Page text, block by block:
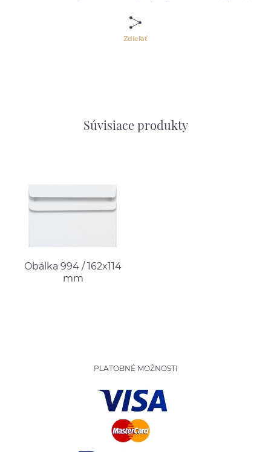
Zdieľať
Súvisiace produkty
Obálka 994 / 162x114
mm
PLATOBNÉ MOŽNOSTI